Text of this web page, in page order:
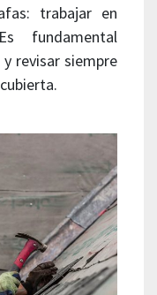
trabajar en
fundamental
revisar siempre